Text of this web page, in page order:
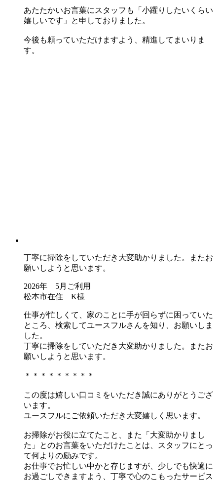
あたたかいお言葉にスタッフも「小躍りしたいくらい
嬉しいです」と申しておりました。
今後も頼っていただけますよう、精進してまいりま
す。
丁寧に掃除をしていただき大変助かりました。またお
願いしようと思います。
2026年 5月ご利用
松本市在住 K様
仕事が忙しくて、家のことに手が回らずに困っていた
ところ、検索してユースフルさんを知り、お願いしま
した。
丁寧に掃除をしていただき大変助かりました。またお
願いしようと思います。
＊＊＊＊＊＊＊＊＊
この度は嬉しい口コミをいただき誠にありがとうござ
います。
ユースフルにご依頼いただき大変嬉しく思います。
お掃除がお役に立てたこと、また「大変助かりまし
た」とのお言葉をいただけたことは、スタッフにとっ
て何よりの励みです。
お仕事でお忙しい中かと存じますが、少しでも快適に
お過ごしできますよう、丁寧で心のこもったサービス